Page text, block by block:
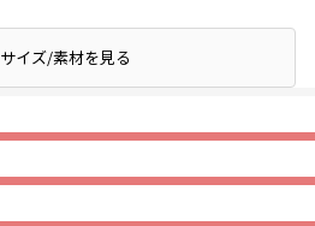
サイズ/素材を見る